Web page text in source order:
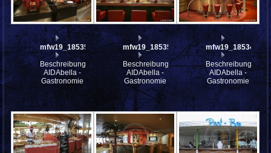
mfw19_185354
Beschreibung:
AIDAbella -
Gastronomie
mfw19_185353
Beschreibung:
AIDAbella -
Gastronomie
mfw19_185340
Beschreibung:
AIDAbella -
Gastronomie